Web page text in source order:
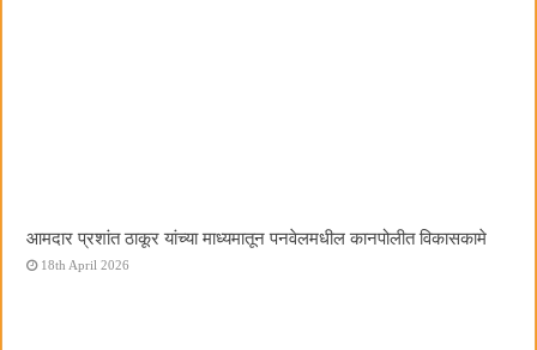
आमदार प्रशांत ठाकूर यांच्या माध्यमातून पनवेलमधील कानपोलीत विकासकामे
18th April 2026